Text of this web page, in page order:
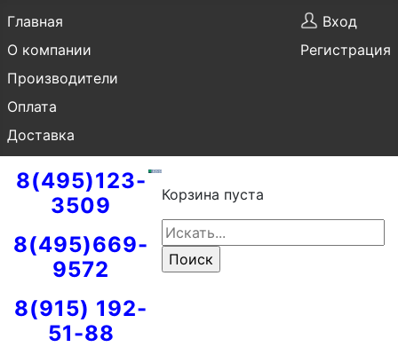
Главная
О компании
Производители
Оплата
Доставка
Вход
Регистрация
8(495)123-
3509
8(495)669-
9572
8(915) 192-
51-88
Корзина пуста